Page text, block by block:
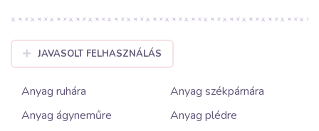
JAVASOLT FELHASZNÁLÁS
Anyag ruhára
Anyag székpárnára
Anyag ágyneműre
Anyag plédre